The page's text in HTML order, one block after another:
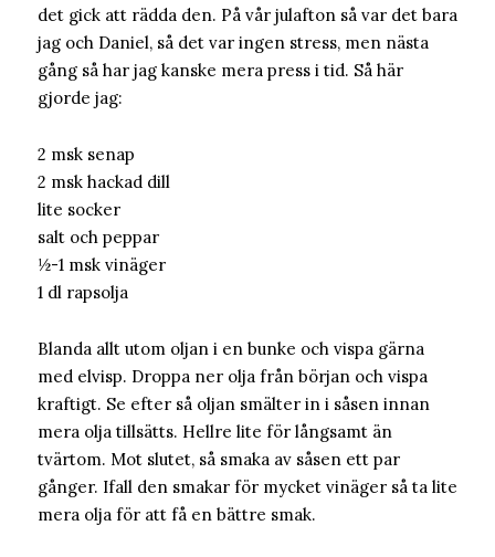
det gick att rädda den. På vår julafton så var det bara
jag och Daniel, så det var ingen stress, men nästa
gång så har jag kanske mera press i tid. Så här
gjorde jag:
2 msk senap
2 msk hackad dill
lite socker
salt och peppar
½-1 msk vinäger
1 dl rapsolja
Blanda allt utom oljan i en bunke och vispa gärna
med elvisp. Droppa ner olja från början och vispa
kraftigt. Se efter så oljan smälter in i såsen innan
mera olja tillsätts. Hellre lite för långsamt än
tvärtom. Mot slutet, så smaka av såsen ett par
gånger. Ifall den smakar för mycket vinäger så ta lite
mera olja för att få en bättre smak.